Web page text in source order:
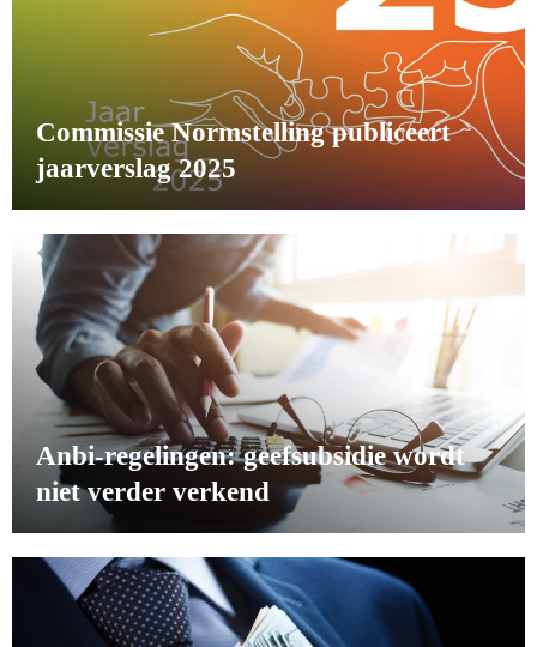
Commissie Normstelling publiceert
jaarverslag 2025
Anbi-regelingen: geefsubsidie wordt
niet verder verkend